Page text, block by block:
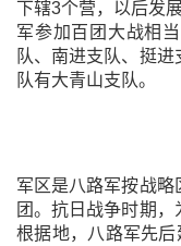
下辖3个营，以后发
军参加百团大战相
队、南进支队、挺
队有大青山支队。
军区是八路军按战略
团。抗日战争时期
根据地，八路军先